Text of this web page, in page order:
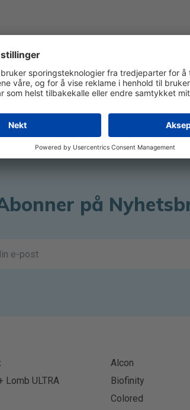
Bausch + Lomb CooperVision
SofLens Biotrue Clariti
Live Bausch + Lomb
Lumiere Freshtech
på
Alcon
Lomb ULTRA Biofinity
Colored